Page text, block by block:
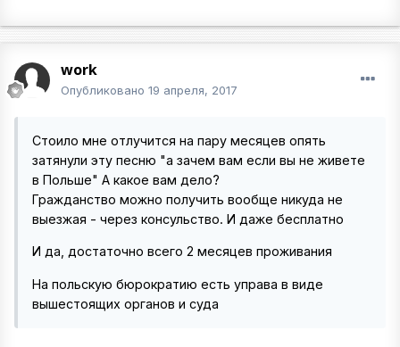
work
Опубликовано 19 апреля, 2017
Стоило мне отлучится на пару месяцев опять
затянули эту песню "а зачем вам если вы не живете
в Польше" А какое вам дело?
Гражданство можно получить вообще никуда не
выезжая - через консульство. И даже бесплатно
И да, достаточно всего 2 месяцев проживания
На польскую бюрократию есть управа в виде
вышестоящих органов и суда